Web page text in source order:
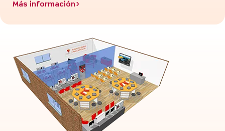
Más información>